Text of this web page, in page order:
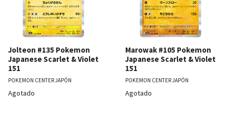
Jolteon #135 Pokemon
Japanese Scarlet & Violet
151
POKEMON CENTER JAPÓN
Agotado
Marowak #105 Pokemon
Japanese Scarlet & Violet
151
POKEMON CENTER JAPÓN
Agotado